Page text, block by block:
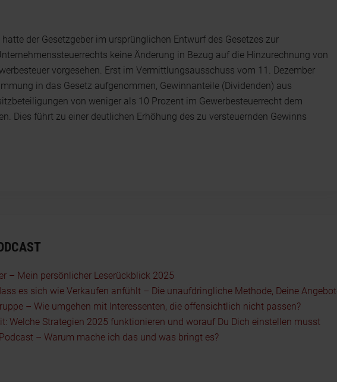
der Gesetzgeber im ursprünglichen Entwurf des Gesetzes zur
keine Änderung in Bezug auf die Hinzurechnung von
vorgesehen. Erst im Vermittlungsausschuss vom 11. Dezember
in das Gesetz aufgenommen, Gewinnanteile (Dividenden) aus
von weniger als 10 Prozent im Gewerbesteuerrecht dem
Dies führt zu einer deutlichen Erhöhung des zu versteuernden Gewinns
– Mein persönlicher Leserückblick 2025
es sich wie Verkaufen anfühlt – Die unaufdringliche Methode, Deine
– Wie umgehen mit Interessenten, die offensichtlich nicht passen?
Welche Strategien 2025 funktionieren und worauf Du Dich einstellen musst
– Warum mache ich das und was bringt es?